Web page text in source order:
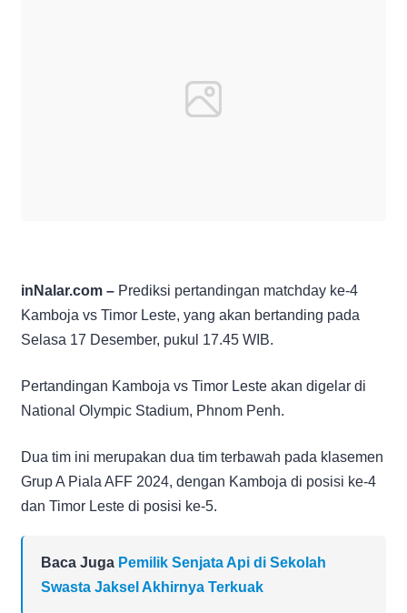
inNalar.com – Prediksi pertandingan matchday ke-4
Kamboja vs Timor Leste, yang akan bertanding pada
Selasa 17 Desember, pukul 17.45 WIB.
Pertandingan Kamboja vs Timor Leste akan digelar di
National Olympic Stadium, Phnom Penh.
Dua tim ini merupakan dua tim terbawah pada klasemen
Grup A Piala AFF 2024, dengan Kamboja di posisi ke-4
dan Timor Leste di posisi ke-5.
Baca Juga Pemilik Senjata Api di Sekolah
Swasta Jaksel Akhirnya Terkuak